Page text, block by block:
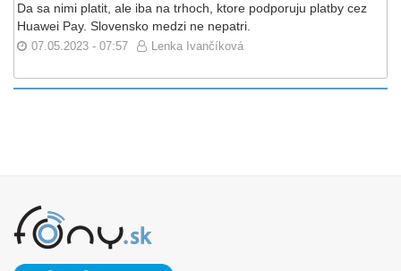
Da sa nimi platit, ale iba na trhoch, ktore podporuju platby cez
Huawei Pay. Slovensko medzi ne nepatri.
07.05.2023 - 07:57 Lenka Ivančíková